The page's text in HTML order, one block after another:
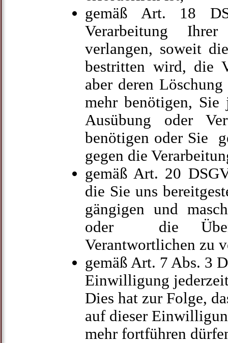
gemäß Art. 18
Verarbeitung
verlangen, soweit
bestritten wird, die
aber deren
mehr benötigen, Sie
Ausübung oder
benötigen oder Sie
gegen die
gemäß Art. 20
die Sie uns
gängigen und
oder die
Verantwortlichen zu
gemäß Art. 7 Abs. 3
Einwilligung
Dies hat zur Folge,
auf dieser
mehr fortführen